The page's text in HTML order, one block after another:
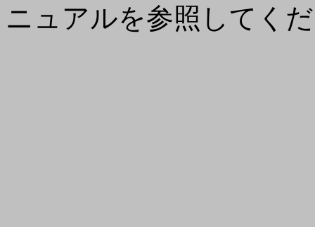
ニュアルを参照してく